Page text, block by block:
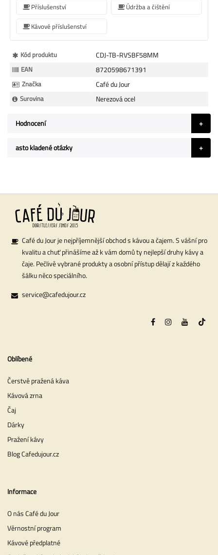
Příslušenství
Údržba a čištění
Kávové příslušenství
Více
informací
Kód produktu CDJ-TB-RVSBF58MM
EAN 8720598671391
Značka Café du Jour
Surovina Nerezová ocel
Hodnocení
asto kladené otázky
Café du Jour je nejpříjemnější obchod s kávou a čajem. S vášní pro
kvalitu a chuť přinášíme až k vám domů ty nejlepší druhy kávy a
čaje. Pečlivě vybrané produkty a osobní přístup dělají z každého
šálku něco speciálního.
service@cafedujour.cz
Oblíbené
Čerstvě pražená káva
Kávová zrna
Čaj
Dárky
Pražení kávy
Blog Cafedujour.cz
Informace
O nás Café du Jour
Věrnostní program
Kávové předplatné